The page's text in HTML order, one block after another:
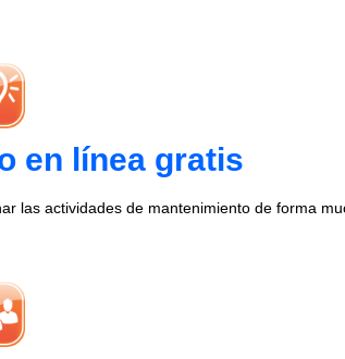
en línea gratis
las actividades de mantenimiento de forma